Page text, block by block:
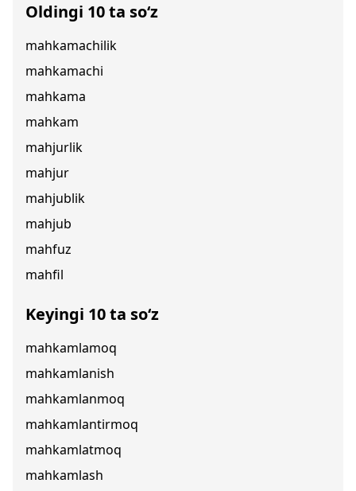
Oldingi 10 ta so‘z
mahkamachilik
mahkamachi
mahkama
mahkam
mahjurlik
mahjur
mahjublik
mahjub
mahfuz
mahfil
Keyingi 10 ta so‘z
mahkamlamoq
mahkamlanish
mahkamlanmoq
mahkamlantirmoq
mahkamlatmoq
mahkamlash